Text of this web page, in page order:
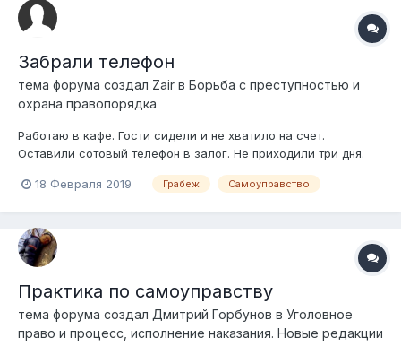
Забрали телефон
тема форума создал Zair в Борьба с преступностью и
охрана правопорядка
Работаю в кафе. Гости сидели и не хватило на счет.
Оставили сотовый телефон в залог. Не приходили три дня.
все объяснил что оставили за 17000 тенге. Сказала выкуплю
ночью. Пришли с ней два...
18 Февраля 2019 Грабеж Самоуправство
Практика по самоуправству
тема форума создал Дмитрий Горбунов в Уголовное
право и процесс, исполнение наказания. Новые редакции